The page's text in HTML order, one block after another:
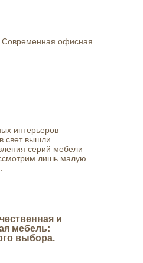
Современная офисная
интерьеров
свет вышли
серий мебели
лишь малую
и
мебель:
выбора.